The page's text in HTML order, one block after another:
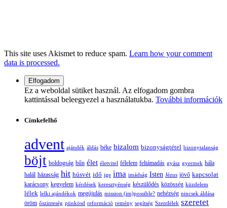
This site uses Akismet to reduce spam. Learn how your comment
data is processed.
Ez a weboldal sütiket használ. Az elfogadom gombra
kattintással beleegyezel a használatukba. További információk
Címkefelhő
advent ajándék áldás béke bizalom bizonyságtétel bizonytalanság
böjt boldogság bűn élet életvitel félelem feltámadás gyász gyermek hála
halál házasság hit húsvét idő ige ima imádság Isten Jézus jövő kapcsolat
karácsony kegyelem kérdések keresztyénség készülődés közösség küzdelem
lélek lelki ajándékok megújulás mission (im)possible? nehézség nincsek áldása
öröm őszinteség pünkösd reformáció remény segítség Szentlélek szeretet